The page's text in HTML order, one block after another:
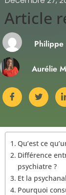
Article
Philippe
Aurélie
Qu’est ce
Différence
psychiatre ?
Et la
Pourquoi